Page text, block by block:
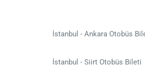
İstanbul - Ankara Otobüs
İstanbul - Siirt Otobüs Bileti